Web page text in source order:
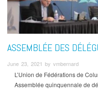
ASSEMBLÉE DES
June 23, 2021 by vmbernard
L’Union de Fédérations de
Assemblée quinquennale de